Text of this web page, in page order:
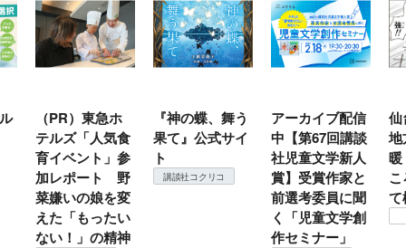
（PR）東急ホ
テルズ「人気食
育イベント」参
加レポート 野
菜嫌いの娘を変
えた「もったい
ない！」の精神
『神の蝶、舞う
果て』公式サイ
ト
講談社コクリコ
アーカイブ配信
中【第67回講談
社児童文学新人
賞】受賞作家と
前選考委員に聞
く「児童文学創
作セミナー」
仙
地
て